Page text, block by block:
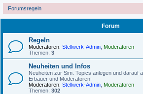
Forumsregeln
Forum
Regeln
Moderatoren: Stellwerk-Admin Moderatoren
Themen: 3
Neuheiten und Infos
Neuheiten zur Sim. Topics anlegen und darauf
Erbauer und Moderatoren!
Moderatoren: Stellwerk-Admin Moderatoren
Themen: 302